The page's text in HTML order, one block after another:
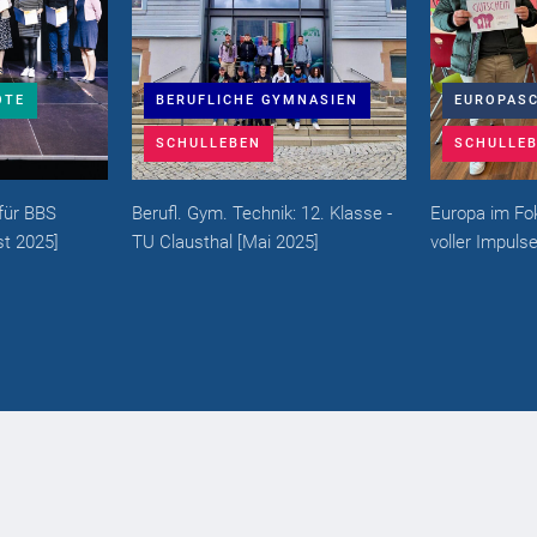
12. Klasse -
]
EUROPASCHULE
SCHULLEBEN
Europa im Fokus – Eine Woche
voller Impulse[ Mai 2025